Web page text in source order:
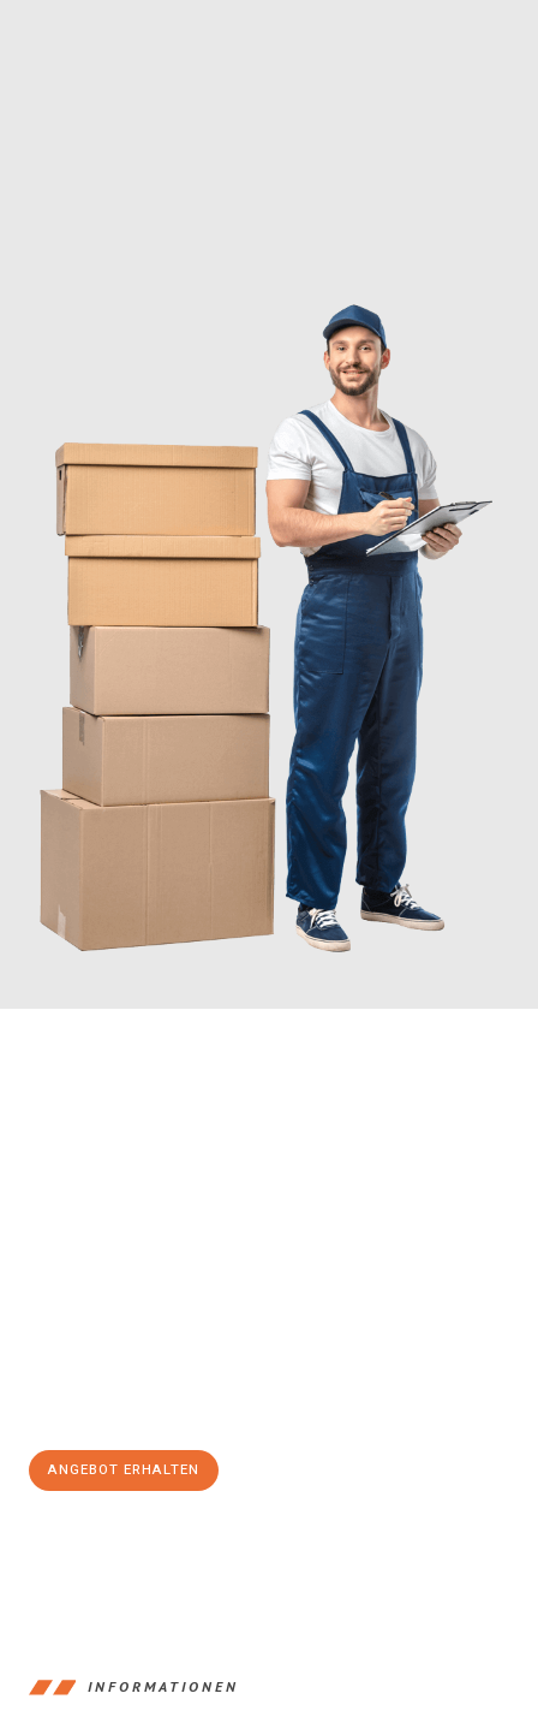
ANGEBOT ERHALTEN
INFORMATIONEN